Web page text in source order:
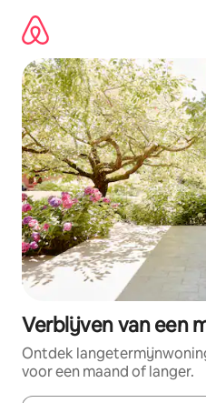
direct
naar
inhoud
Verblijven van een
Ontdek
voor een maand of langer.